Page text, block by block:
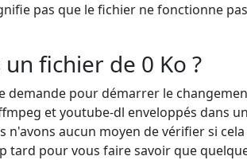
pas que le fichier ne fonctionne
fichier de 0 Ko ?
pour démarrer le
et youtube-dl enveloppés dans
aucun moyen de vérifier si
pour vous faire savoir que